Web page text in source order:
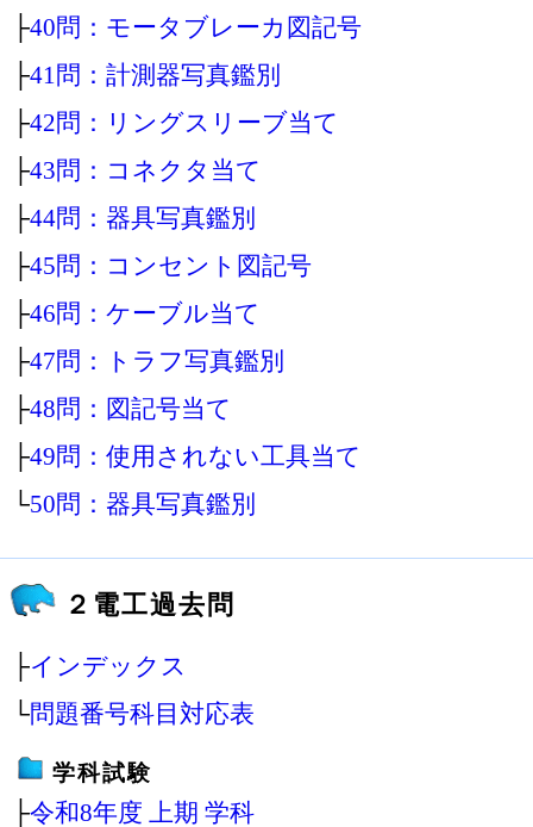
├40問：モータブレーカ図記号
├41問：計測器写真鑑別
├42問：リングスリーブ当て
├43問：コネクタ当て
├44問：器具写真鑑別
├45問：コンセント図記号
├46問：ケーブル当て
├47問：トラフ写真鑑別
├48問：図記号当て
├49問：使用されない工具当て
└50問：器具写真鑑別
２電工過去問
├インデックス
└問題番号科目対応表
学科試験
├令和8年度 上期 学科